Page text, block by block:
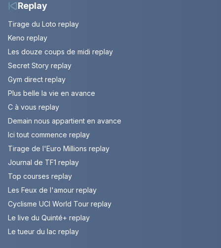
Replay
Tirage du Loto replay
Keno replay
Les douze coups de midi replay
Secret Story replay
Gym direct replay
Plus belle la vie en avance
C à vous replay
Demain nous appartient en avance
Ici tout commence replay
Tirage de l'Euro Millions replay
Journal de TF1 replay
Top courses replay
Les Feux de l'amour replay
Cyclisme UCI World Tour replay
Le live du Quinté+ replay
Le tueur du lac replay